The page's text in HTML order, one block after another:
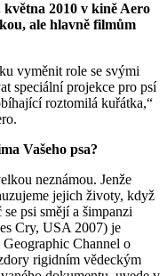
května 2010 v kině Aero
ale hlavně filmům
vyměnit role se svými
speciální projekce pro psí
roztomilá kuřátka,“
Vašeho psa?
neznámou. Jenže
jejich životy, když
psi smějí a šimpanzi
Cry, USA 2007) je
Channel o
rigidním vědeckým